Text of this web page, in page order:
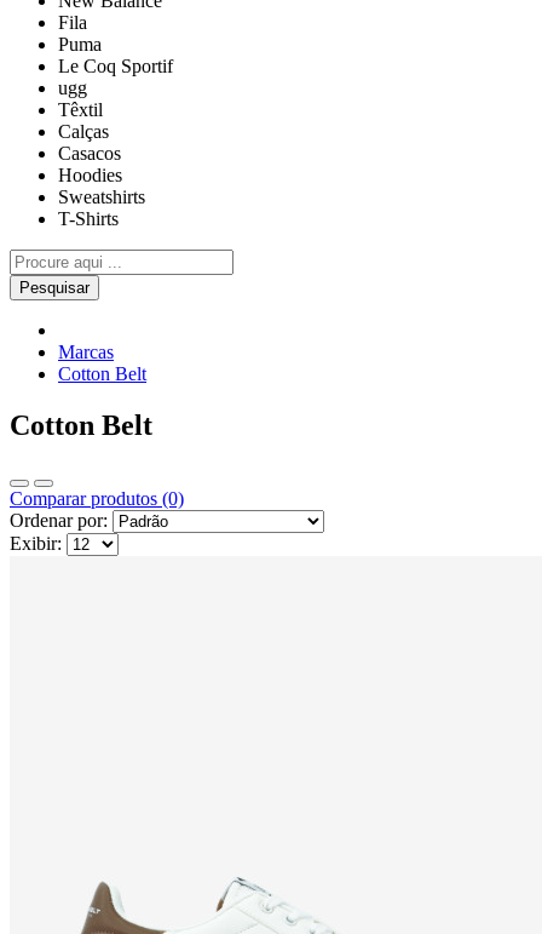
Fila
Puma
Le Coq Sportif
ugg
Têxtil
Calças
Casacos
Hoodies
Sweatshirts
T-Shirts
Pesquisar
Marcas
Cotton Belt
Cotton Belt
Comparar produtos (0)
Ordenar por:
Exibir: